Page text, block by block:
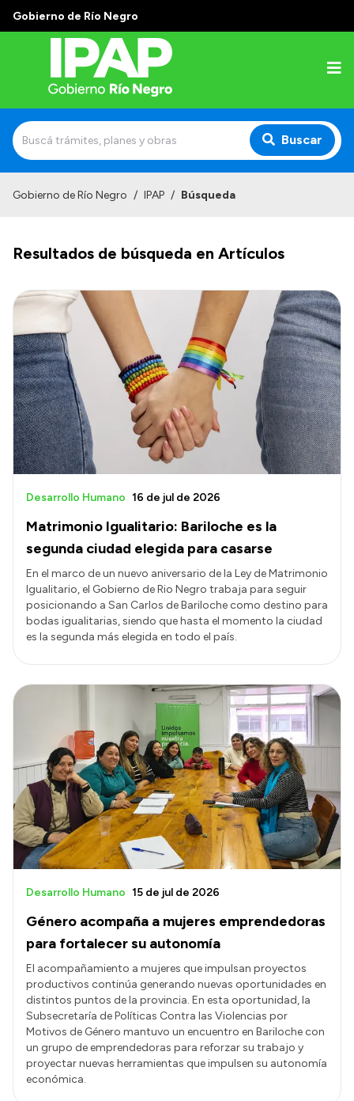
Gobierno de Río Negro
Buscar
El IPAP
Autoridades
Alumnos
Docentes y Capacitadores
Delegaciones
Normativa
Accesos directos
SIU GUARANÍ
TECNICATURAS
CAPACITACIONES
Gobierno de Río Negro / IPAP / Búsqueda
Resultados de búsqueda en Artículos
Matrimonio Igualitario: Bariloche es la
segunda ciudad elegida para casarse
Desarrollo Humano 16 de jul de 2026
En el marco de un nuevo aniversario de la Ley de Matrimonio
Igualitario, el Gobierno de Rio Negro trabaja para seguir
posicionando a San Carlos de Bariloche como destino para
bodas igualitarias, siendo que hasta el momento la ciudad
es la segunda más elegida en todo el país.
Género acompaña a mujeres emprendedoras
para fortalecer su autonomía
Desarrollo Humano 15 de jul de 2026
El acompañamiento a mujeres que impulsan proyectos
productivos continúa generando nuevas oportunidades en
distintos puntos de la provincia. En esta oportunidad, la
Subsecretaría de Políticas Contra las Violencias por
Motivos de Género mantuvo un encuentro en Bariloche con
un grupo de emprendedoras para reforzar su trabajo y
proyectar nuevas herramientas que impulsen su autonomía
económica.